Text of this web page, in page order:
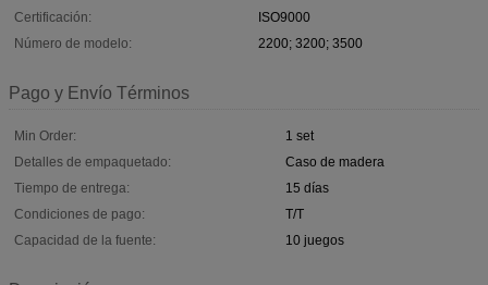
Certificación:
ISO9000
Número de modelo:
2200; 3200; 3500
Pago y Envío Términos
Min Order:
1 set
Detalles de empaquetado:
Caso de madera
Tiempo de entrega:
15 días
Condiciones de pago:
T/T
Capacidad de la fuente:
10 juegos